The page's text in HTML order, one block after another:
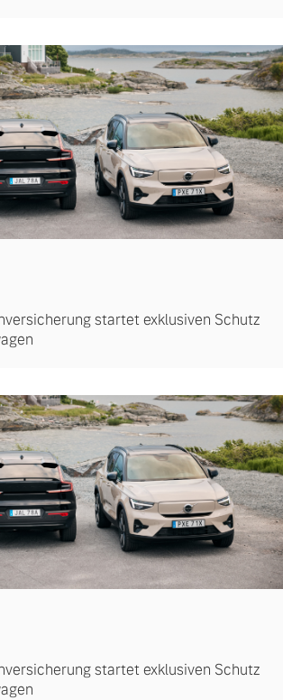
startet exklusiven Schutz
startet exklusiven Schutz